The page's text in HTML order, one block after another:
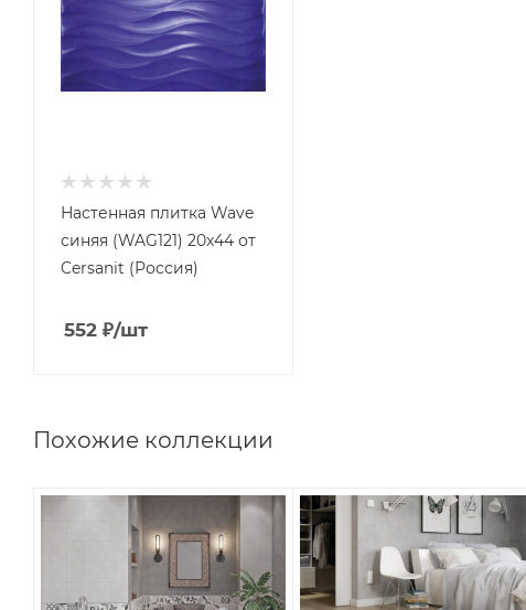
Настенная плитка Wave
синяя (WAG121) 20x44 от
Cersanit (Россия)
552 ₽/шт
Похожие коллекции